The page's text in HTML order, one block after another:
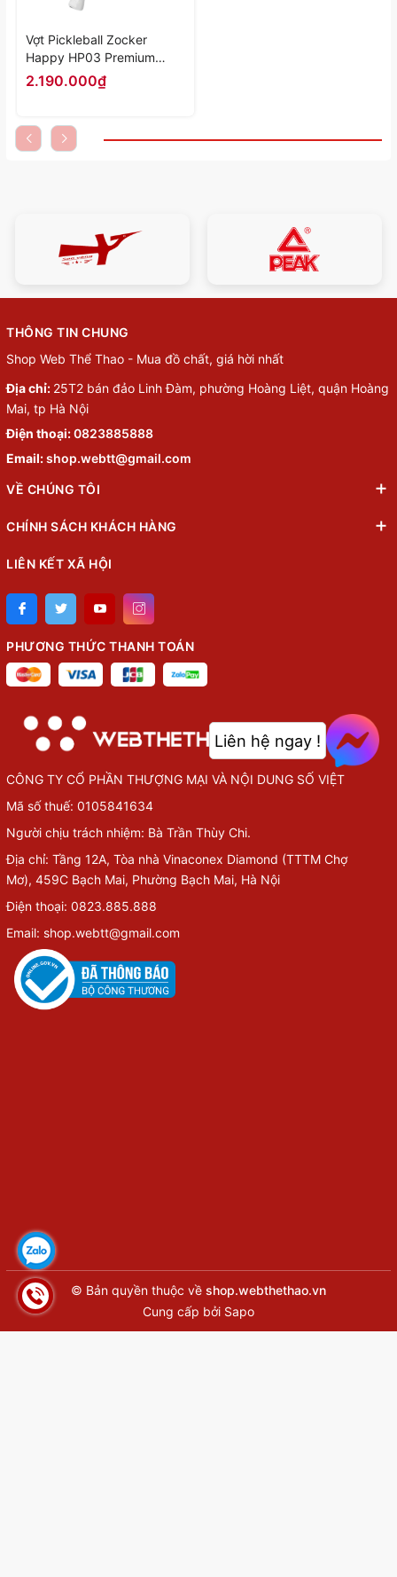
Vợt Pickleball Zocker
Happy HP03 Premium
Quality "Orange" HP03-05
- Hàng Chính Hãng
2.190.000₫
THÔNG TIN CHUNG
Shop Web Thể Thao - Mua đồ chất, giá hời nhất
Địa chỉ: 25T2 bán đảo Linh Đàm, phường Hoàng Liệt, quận Hoàng
Mai, tp Hà Nội
Điện thoại:0823885888
Email:shop.webtt@gmail.com
VỀ CHÚNG TÔI
CHÍNH SÁCH KHÁCH HÀNG
LIÊN KẾT XÃ HỘI
PHƯƠNG THỨC THANH TOÁN
CÔNG TY CỔ PHẦN THƯỢNG MẠI VÀ NỘI DUNG SỐ VIỆT
Mã số thuế: 0105841634
Người chịu trách nhiệm: Bà Trần Thùy Chi.
Địa chỉ: Tầng 12A, Tòa nhà Vinaconex Diamond (TTTM Chợ
Mơ), 459C Bạch Mai, Phường Bạch Mai, Hà Nội
Điện thoại: 0823.885.888
Email: shop.webtt@gmail.com
© Bản quyền thuộc về shop.webthethao.vn
Cung cấp bởi Sapo
Liên hệ ngay !